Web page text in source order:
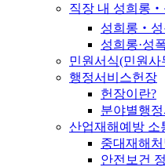
직장 내 성희롱‧
성희롱‧성
성희롱·성
민원서식(민원사
행정서비스헌장
헌장이란?
분야별행
산업재해예방 소
중대재해
안전보건